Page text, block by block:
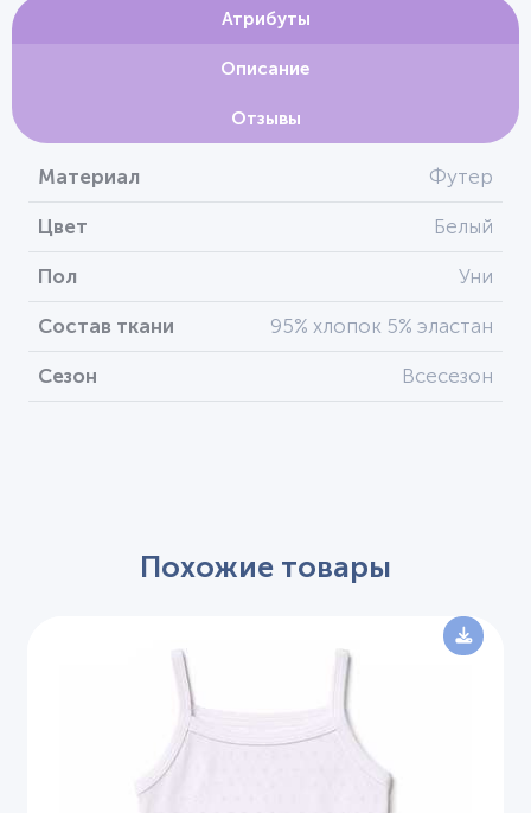
Атрибуты
Описание
Отзывы
Материал Футер
Цвет Белый
Пол Уни
Состав ткани 95% хлопок 5% эластан
Сезон Всесезон
Похожие товары